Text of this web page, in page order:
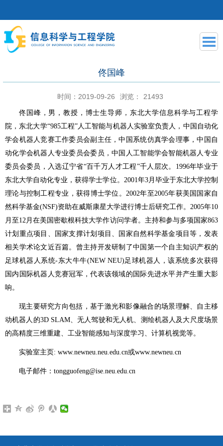
佟国峰
时间：2019-09-26 浏览： 21493
佟国峰，男，教授，博士生导师，东北大学信息科学与工程学
院，东北大学“985工程”人工智能与机器人实验室负责人，中国自动化
学会机器人竞赛工作委员会副主任，中国系统仿真学会理事，中国自
动化学会机器人专业委员会委员，中国人工智能学会智能机器人专业
委员会委员，入选辽宁省“百千万人才工程”千人层次。1996年毕业于
东北大学自动化专业，获得学士学位。2001年3月毕业于东北大学控制
理论与控制工程专业，获得博士学位。2002年至2005年获美国国家自
然科学基金(NSF)资助在威斯康星大学进行博士后研究工作。2005年10
月至12月在美国密歇根科技大学作访问学者。主持和参与多项国家863
计划重点项目、国家支撑计划项目、国家自然科学基金项目等，发表
相关学术论文近百篇。曾主持开发研制了中国第一个自主知识产权的
足球机器人系统-东大牛牛(NEW NEU)足球机器人，该系统多次获得
国内国际机器人竞赛冠军，代表该领域的国际先进水平并产生重大影
响。
现主要研究方向包括，基于激光和影像融合的场景理解、自主移
动机器人的3D SLAM、无人驾驶和无人机、测绘机器人及大尺度场景
的高精度三维重建、工业智能感知与深度学习、计算机视觉等。
实验室主页: www.newneu.neu.edu.cn或www.newneu.cn
电子邮件： tongguofeng@ise.neu.edu.cn